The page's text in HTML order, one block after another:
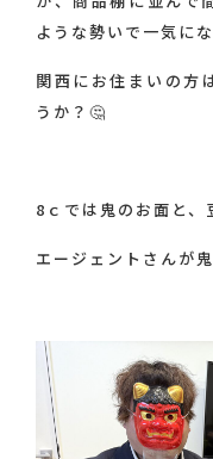
ような勢いで一気に
関西にお住まいの方
うか？🤔
8ｃでは鬼のお面と、
エージェントさんが